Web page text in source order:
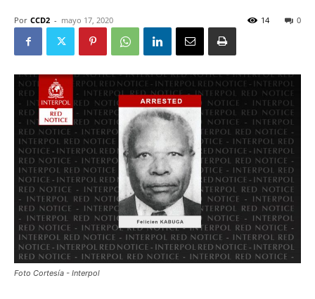
Por CCD2 - mayo 17, 2020 0
14
Foto Cortesía - Interpol